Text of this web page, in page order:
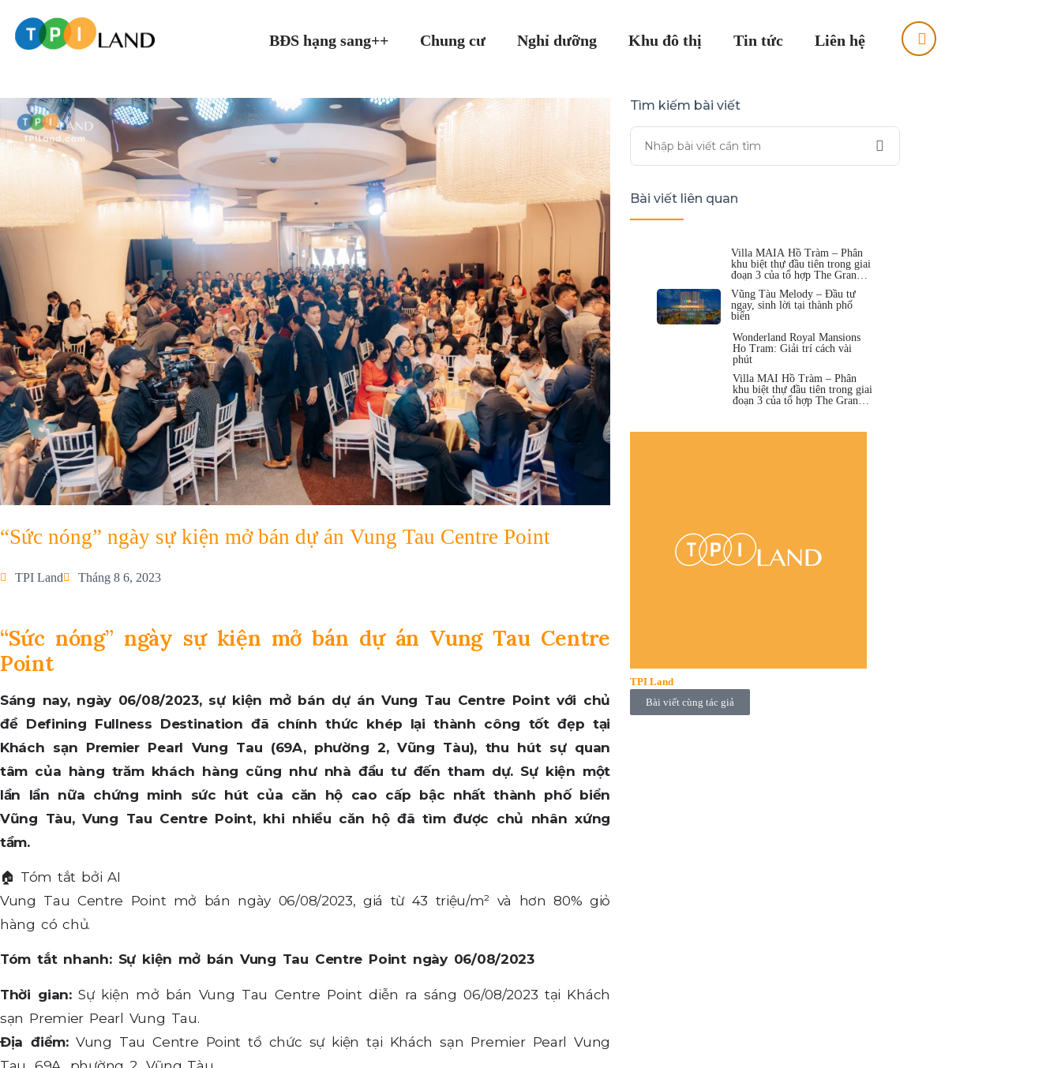
BĐS hạng sang++ Chung cư Nghỉ dưỡng Khu đô thị Tin tức Liên hệ
“Sức nóng” ngày sự kiện mở bán dự án Vung Tau Centre Point
TPI Land Tháng 8 6, 2023
“Sức nóng” ngày sự kiện mở bán dự án Vung Tau Centre
Point
Sáng nay, ngày 06/08/2023, sự kiện mở bán dự án Vung Tau Centre Point với chủ
đề Defining Fullness Destination đã chính thức khép lại thành công tốt đẹp tại
Khách sạn Premier Pearl Vung Tau (69A, phường 2, Vũng Tàu), thu hút sự quan
tâm của hàng trăm khách hàng cũng như nhà đầu tư đến tham dự. Sự kiện một
lần lần nữa chứng minh sức hút của căn hộ cao cấp bậc nhất thành phố biển
Vũng Tàu, Vung Tau Centre Point, khi nhiều căn hộ đã tìm được chủ nhân xứng
tầm.
🏠 Tóm tắt bởi AI
Vung Tau Centre Point mở bán ngày 06/08/2023, giá từ 43 triệu/m² và hơn 80% giỏ
hàng có chủ.
Tóm tắt nhanh: Sự kiện mở bán Vung Tau Centre Point ngày 06/08/2023
Thời gian: Sự kiện mở bán Vung Tau Centre Point diễn ra sáng 06/08/2023 tại Khách
sạn Premier Pearl Vung Tau.
Địa điểm: Vung Tau Centre Point tổ chức sự kiện tại Khách sạn Premier Pearl Vung
Tìm kiếm bài viết
Bài viết liên quan
Villa MAIA Hồ Tràm – Phân
khu biệt thự đầu tiên trong giai
đoạn 3 của tổ hợp The Grand
Vũng Tàu Melody – Đầu tư
ngay, sinh lời tại thành phố
biển
Wonderland Royal Mansions
Ho Tram: Giải trí cách vài
phút
Villa MAI Hồ Tràm – Phân
khu biệt thự đầu tiên trong giai
đoạn 3 của tổ hợp The Grand
TPI Land
Bài viết cùng tác giả